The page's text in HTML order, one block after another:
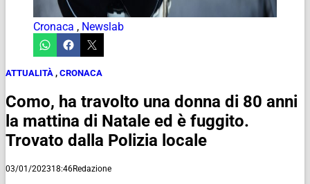
Cronaca , Newslab
ATTUALITÀ , CRONACA
Como, ha travolto una donna di 80 anni
la mattina di Natale ed è fuggito.
Trovato dalla Polizia locale
03/01/202318:46Redazione